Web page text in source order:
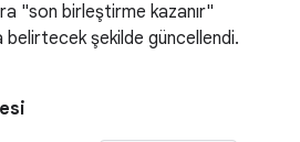
"son birleştirme kazanır"
belirtecek şekilde güncellendi.